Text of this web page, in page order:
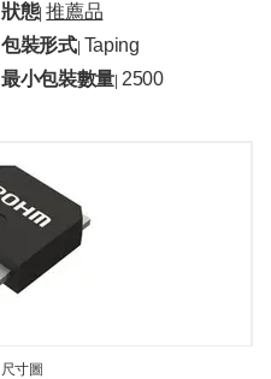
狀態|推薦品
包裝形式| Taping
最小包裝數量 |2500
尺寸圖